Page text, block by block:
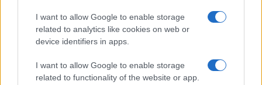
I want to allow Google to enable storage
related to analytics like cookies on web or
device identifiers in apps.
I want to allow Google to enable storage
related to functionality of the website or app.